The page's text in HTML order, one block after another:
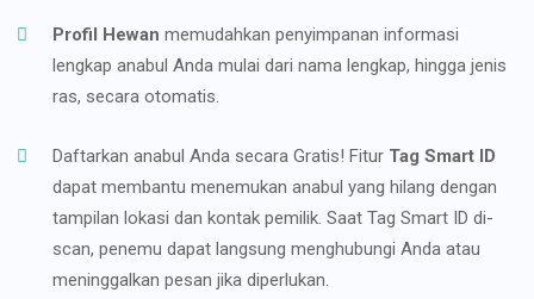
Profil Hewan memudahkan penyimpanan informasi
lengkap anabul Anda mulai dari nama lengkap, hingga jenis
ras, secara otomatis.
Daftarkan anabul Anda secara Gratis! Fitur Tag Smart ID
dapat membantu menemukan anabul yang hilang dengan
tampilan lokasi dan kontak pemilik. Saat Tag Smart ID di-
scan, penemu dapat langsung menghubungi Anda atau
meninggalkan pesan jika diperlukan.